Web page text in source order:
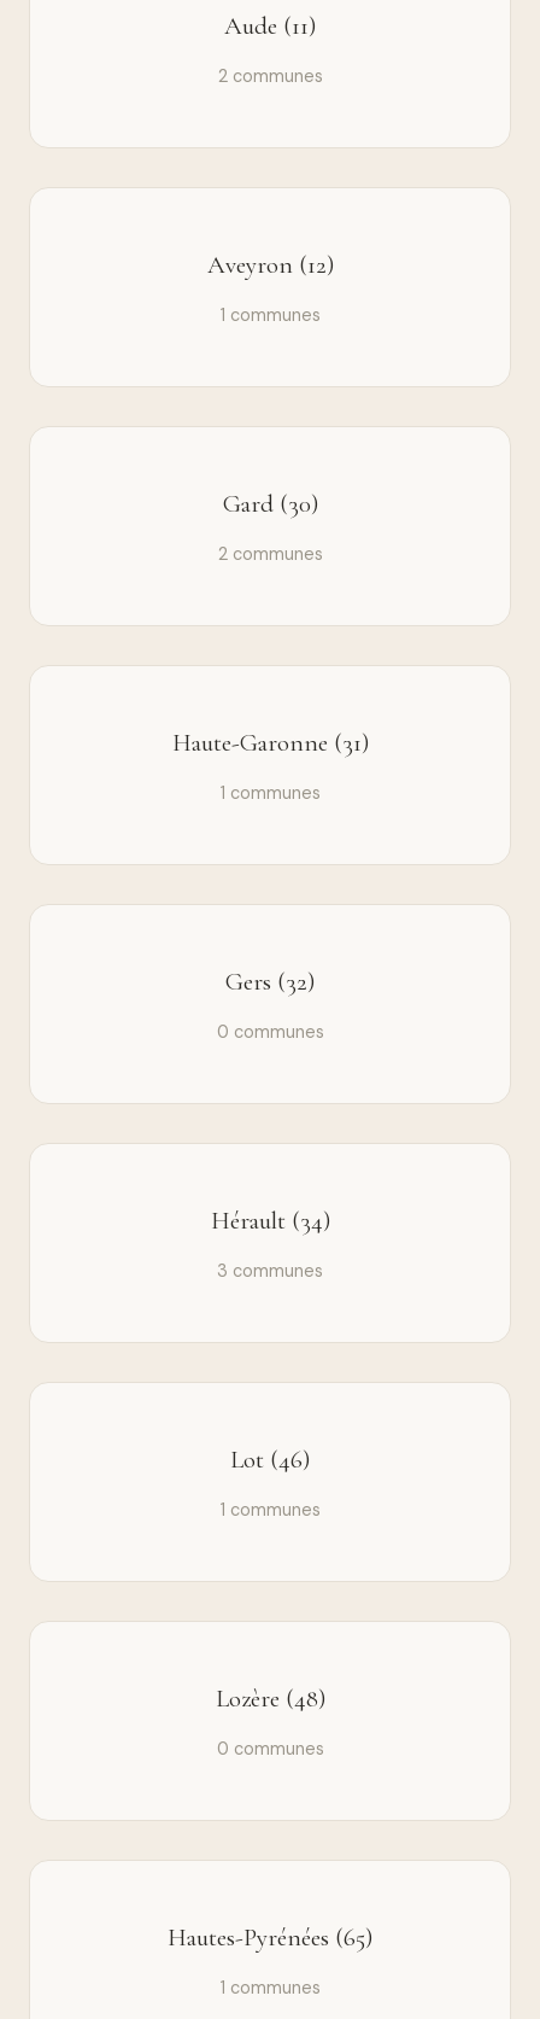
Aude (11)
2 communes
Aveyron (12)
1 communes
Gard (30)
2 communes
Haute-Garonne (31)
1 communes
Gers (32)
0 communes
Hérault (34)
3 communes
Lot (46)
1 communes
Lozère (48)
0 communes
Hautes-Pyrénées (65)
1 communes